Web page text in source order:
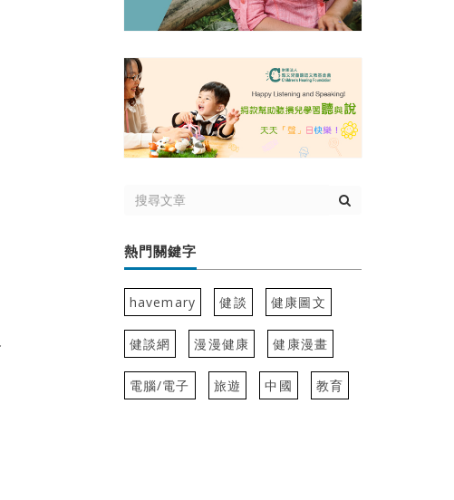
熱門關鍵字
havemary 健談 健康圖文
健談網 漫漫健康 健康漫畫
電腦/電子 旅遊 中國 教育